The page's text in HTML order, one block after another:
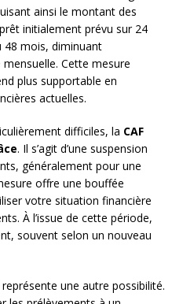
ainsi le montant des
initialement prévu sur 24
mois, diminuant
Cette mesure
plus supportable en
actuelles.
difficiles, la CAF
. Il s’agit d’une suspension
généralement pour une
offre une bouffée
votre situation financière
À l’issue de cette période,
souvent selon un nouveau
représente une autre possibilité.